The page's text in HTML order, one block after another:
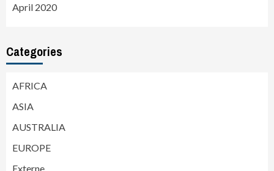
April 2020
Categories
AFRICA
ASIA
AUSTRALIA
EUROPE
Externe